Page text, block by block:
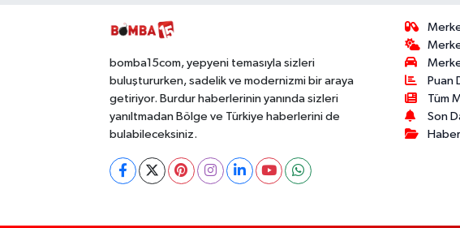
bomba15com, yepyeni temasıyla sizleri
buluştururken, sadelik ve modernizmi bir araya
getiriyor. Burdur haberlerinin yanında sizleri
yanıltmadan Bölge ve Türkiye haberlerini de
bulabileceksiniz.
Puan
Tüm
Son